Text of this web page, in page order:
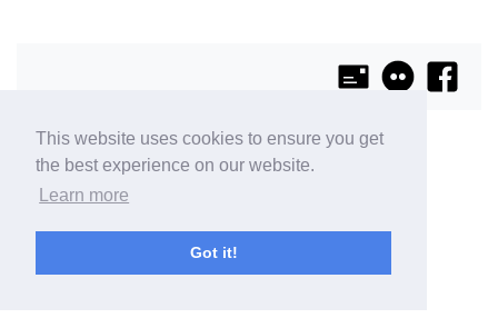
This website uses cookies to ensure you get
the best experience on our website.
Learn more
Got it!